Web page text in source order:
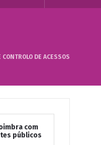
DE ACESSOS
com
públicos